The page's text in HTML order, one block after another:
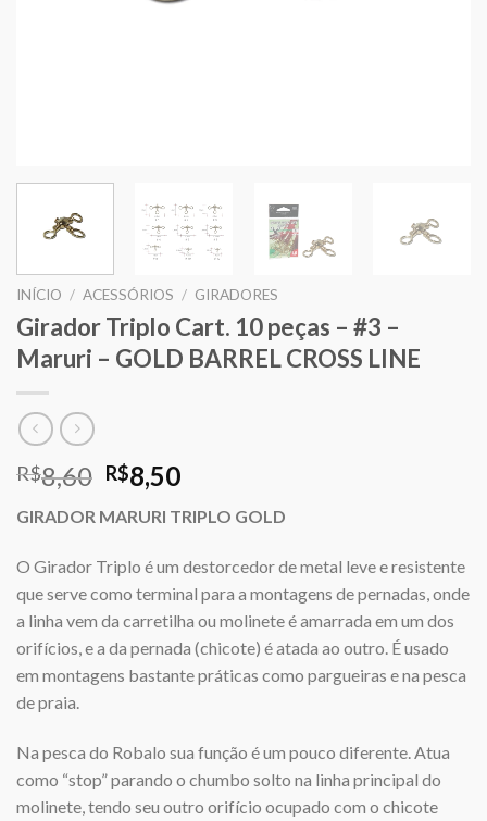
INÍCIO / ACESSÓRIOS / GIRADORES
Girador Triplo Cart. 10 peças – #3 –
Maruri – GOLD BARREL CROSS LINE
R$8,60 O
preço
original
era:
R$8,60.
R$8,50O
atual
é:
R$8,50.
GIRADOR MARURI TRIPLO GOLD
O Girador Triplo é um destorcedor de metal leve e resistente
que serve como terminal para a montagens de pernadas, onde
a linha vem da carretilha ou molinete é amarrada em um dos
orifícios, e a da pernada (chicote) é atada ao outro. É usado
em montagens bastante práticas como pargueiras e na pesca
de praia.
Na pesca do Robalo sua função é um pouco diferente. Atua
como “stop” parando o chumbo solto na linha principal do
molinete, tendo seu outro orifício ocupado com o chicote